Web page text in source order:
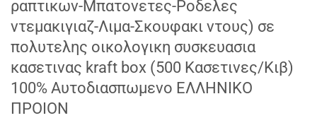
ραπτικων-Μπατονετες-Ροδελες
ντεμακιγιαζ-Λιμα-Σκουφακι ντους) σε
πολυτελης οικολογικη συσκευασια
κασετινας kraft box (500 Κασετινες/Κιβ)
100% Αυτοδιασπωμενο ΕΛΛΗΝΙΚΟ
ΠΡΟΙΟΝ